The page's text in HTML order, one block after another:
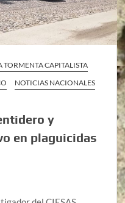
TORMENTA CAPITALISTA
NOTICIAS NACIONALES
y
en plaguicidas